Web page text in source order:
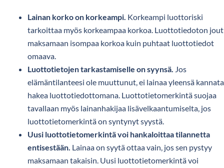
Lainan korko on korkeampi. Korkeampi luottoriski
tarkoittaa myös korkeampaa korkoa. Luottotiedoton
maksamaan isompaa korkoa kuin puhtaat luottotiedot
omaava.
Luottotietojen tarkastamiselle on syynsä. Jos
elämäntilanteesi ole muuttunut, ei lainaa yleensä kannata
hakea luottotiedottomana. Luottotietomerkintä suojaa
tavallaan myös lainanhakijaa lisävelkaantumiselta, jos
luottotietomerkintä on syntynyt syystä.
Uusi luottotietomerkintä voi hankaloittaa tilannetta
entisestään. Lainaa on syytä ottaa vain, jos sen pystyy
maksamaan takaisin. Uusi luottotietomerkintä voi